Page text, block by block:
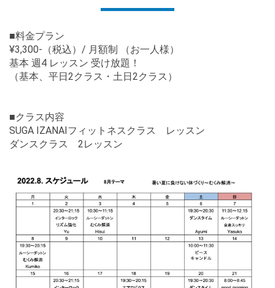
■料金プラン
¥3,300-（税込）/ 月額制 （お一人様）
基本 週4 レッスン 受け放題！
（基本、平日2クラス・土日2クラス）
■クラス内容
SUGA IZANAIフィットネスクラス レッスン
ダンスクラス 2レッスン